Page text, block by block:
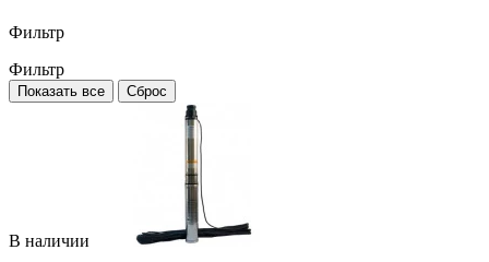
Фильтр
Фильтр
Показать все Сброс
В наличии